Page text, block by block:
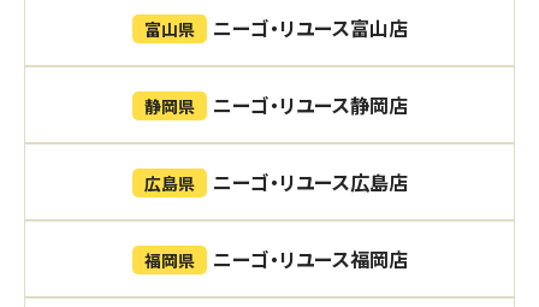
富山県 ニーゴ・リユース富山店
静岡県 ニーゴ・リユース静岡店
広島県 ニーゴ・リユース広島店
福岡県 ニーゴ・リユース福岡店